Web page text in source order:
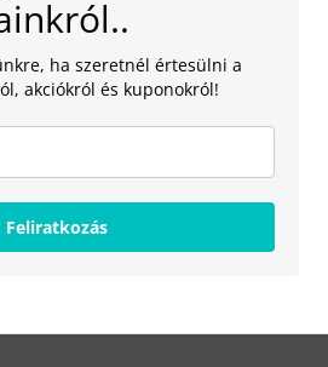
ha szeretnél értesülni a
akciókról és kuponokról!
Feliratkozás